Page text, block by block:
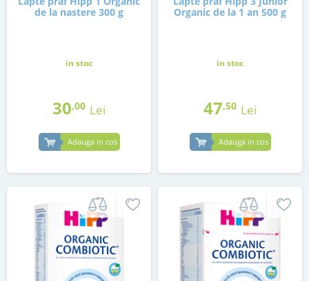
de la nastere 300 g
in stoc
30,00 Lei
Adauga in cos
Organic de la 1 an 500 g
in stoc
47,50 Lei
Adauga in cos